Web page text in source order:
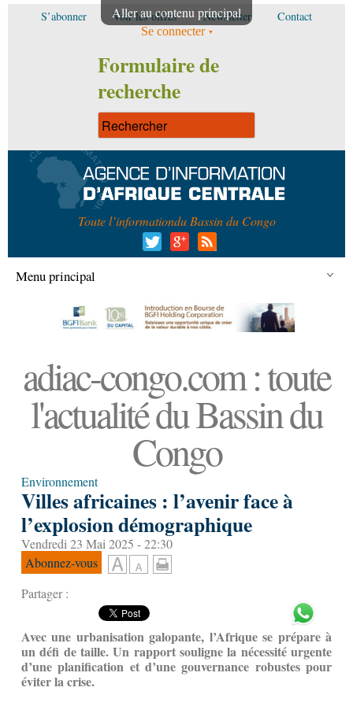
Aller au contenu principal
S’abonner Voir les offres Newsletter Contact
Se connecter
Formulaire de
recherche
Toute l’informationdu Bassin du Congo
Menu principal
adiac-congo.com : toute
l'actualité du Bassin du
Congo
Environnement
Villes africaines : l’avenir face à
l’explosion démographique
Vendredi 23 Mai 2025 - 22:30
Abonnez-vous
Partager :
Avec une urbanisation galopante, l’Afrique se prépare à
un défi de taille. Un rapport souligne la nécessité urgente
d’une planification et d’une gouvernance robustes pour
éviter la crise.